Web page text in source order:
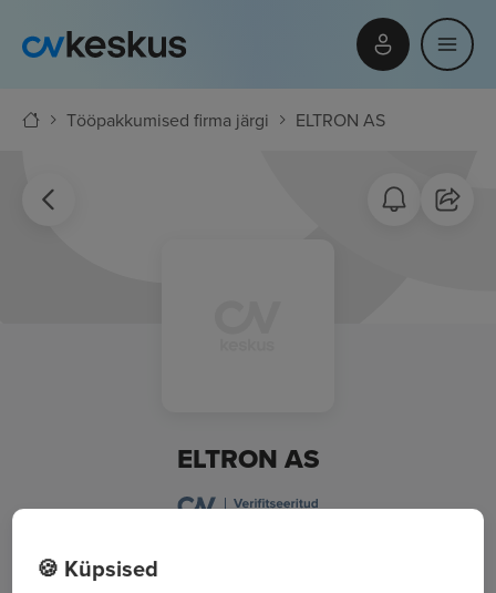
Tööpakkumised firma järgi ELTRON AS
ELTRON AS
🍪 Küpsised